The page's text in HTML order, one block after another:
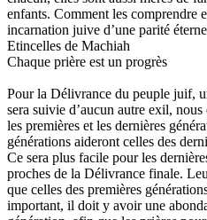
enfants. Comment les comprendre
incarnation juive d’une parité
Etincelles de Machiah
Chaque prière est un progrès
Pour la Délivrance du peuple juif,
sera suivie d’aucun autre exil,
les premières et les dernières
générations aideront celles des
Ce sera plus facile pour les
proches de la Délivrance finale.
que celles des premières
important, il doit y avoir une